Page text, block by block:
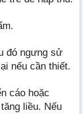
đó ngưng sử
nếu cần thiết.
cáo hoặc
liều. Nếu